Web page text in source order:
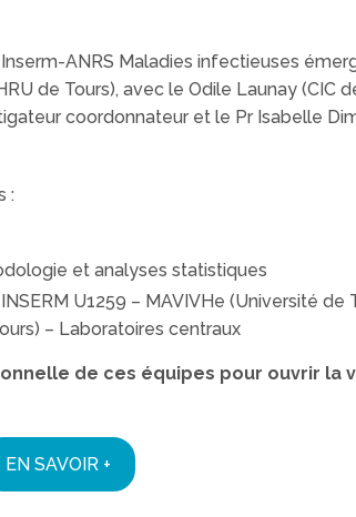
ANRS Maladies infectieuses
de Tours), avec le Odile Launay (CIC
coordonnateur et le Pr Isabelle
:
et analyses statistiques
U1259 – MAVIVHe (Université
– Laboratoires centraux
de ces équipes pour ouvrir la
EN SAVOIR +